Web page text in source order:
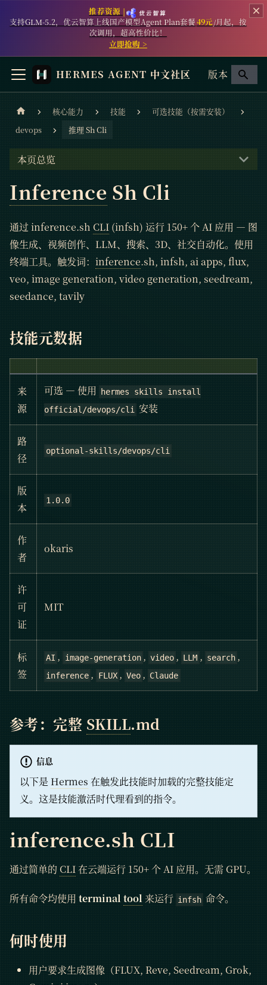
推荐资源 |
支持GLM-5.2，优云智算上线国产模型Agent Plan套餐49元/月起，按
次调用，超高性价比！
立即抢购 >
HERMES AGENT 中文社区 版本
核心能力 技能
可选技能（按需安装）
devops
推理 Sh Cli
本页总览
Inference Sh Cli
通过 inference.sh CLI (infsh) 运行 150+ 个 AI 应用 — 图
像生成、视频创作、LLM、搜索、3D、社交自动化。使用
终端工具。触发词： inference.sh, infsh, ai apps, flux,
veo, image generation, video generation, seedream,
seedance, tavily
技能元数据
来
源
可选 — 使用
hermes skills install
official/devops/cli
安装
路
径
optional-skills/devops/cli
版
本
1.0.0
作
者
okaris
许
可
证
MIT
标
签
AI , image-generation , video , LLM , search ,
inference , FLUX , Veo , Claude
参考：完整 SKILL.md
信息
以下是 Hermes 在触发此技能时加载的完整技能定
义。这是技能激活时代理看到的指令。
inference.sh CLI
通过简单的 CLI在云端运行 150+ 个 AI 应用。无需 GPU。
所有命令均使用 terminaltool来运行 infsh 命令。
何时使用
用户要求生成图像（FLUX, Reve, Seedream, Grok,